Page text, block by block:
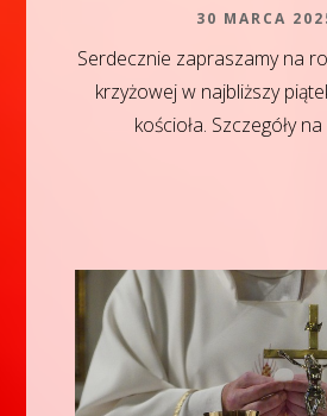
30 MARCA
Serdecznie zapraszamy na
krzyżowej w najbliższy
kościoła. Szczegóły